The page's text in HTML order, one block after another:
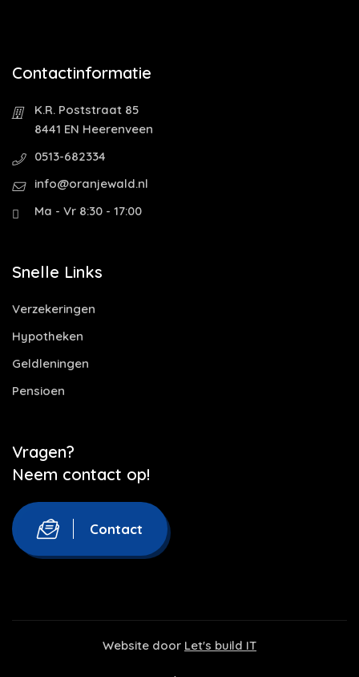
Contactinformatie
K.R. Poststraat 85
8441 EN Heerenveen
0513-682334
info@oranjewald.nl
Ma - Vr 8:30 - 17:00
Snelle Links
Verzekeringen
Hypotheken
Geldleningen
Pensioen
Vragen?
Neem contact op!
Contact
Website door Let's build IT